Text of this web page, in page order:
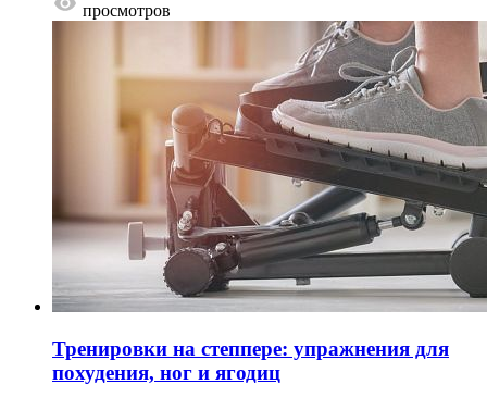
просмотров
Тренировки на степпере: упражнения для
похудения, ног и ягодиц